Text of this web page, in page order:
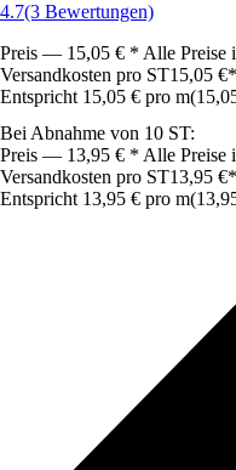
4.7(3 Bewertungen)
Preis — 15,05 € * Alle Preise
Versandkosten pro ST15,05 €*
Entspricht 15,05 € pro m(
Bei Abnahme von 10 ST:
Preis — 13,95 € * Alle Preise
Versandkosten pro ST13,95 €*
Entspricht 13,95 € pro m(